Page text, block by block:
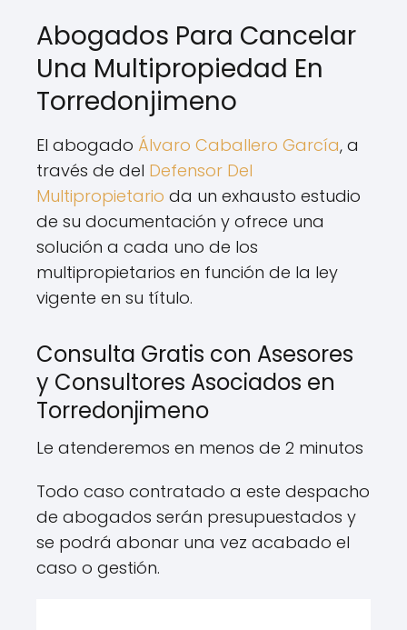
Abogados Para Cancelar
Una Multipropiedad En
Torredonjimeno
El abogado Álvaro Caballero García, a
través de del Defensor Del
Multipropietario da un exhausto estudio
de su documentación y ofrece una
solución a cada uno de los
multipropietarios en función de la ley
vigente en su título.
Consulta Gratis con Asesores
y Consultores Asociados en
Torredonjimeno
Le atenderemos en menos de 2 minutos
Todo caso contratado a este despacho
de abogados serán presupuestados y
se podrá abonar una vez acabado el
caso o gestión.